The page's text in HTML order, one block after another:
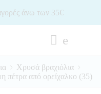
άνω των 35€
Χρυσά βραχιόλια
πέτρα από ορείχαλκο (35)